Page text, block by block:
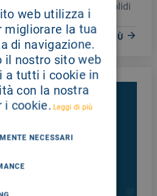
per tumori solidi
LEGGI DI PIÙ
web utilizza i
migliorare la tua
di navigazione.
il nostro sito web
a tutti i cookie in
con la nostra
i cookie. Leggi di più
NECESSARI